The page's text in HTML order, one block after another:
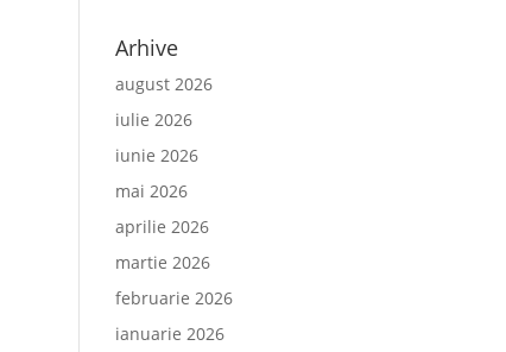
Arhive
august 2026
iulie 2026
iunie 2026
mai 2026
aprilie 2026
martie 2026
februarie 2026
ianuarie 2026